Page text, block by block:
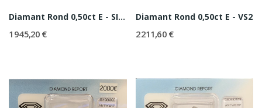
Diamant Rond 0,50ct E - SI2 IGI-329864522
1 945,20 €
Diamant Rond 0,50ct E - VS2
2 211,60 €